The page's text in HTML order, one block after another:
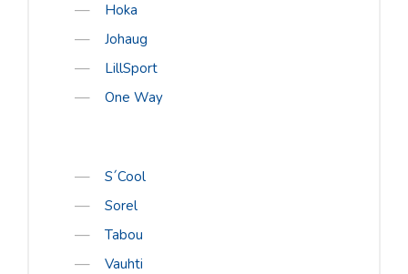
Hoka
Johaug
LillSport
One Way
S´Cool
Sorel
Tabou
Vauhti
Romet
Rossignol
Rottefella
Bagheera
Bula
Excelsior